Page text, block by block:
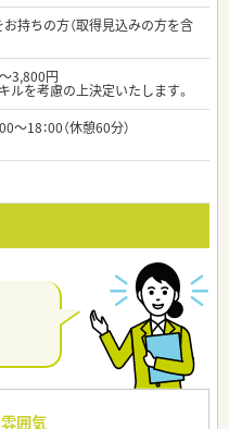
持ちの方（取得見込みの方を含
3,800円
ルを考慮の上決定いたします。
～18：00（休憩60分）
囲気